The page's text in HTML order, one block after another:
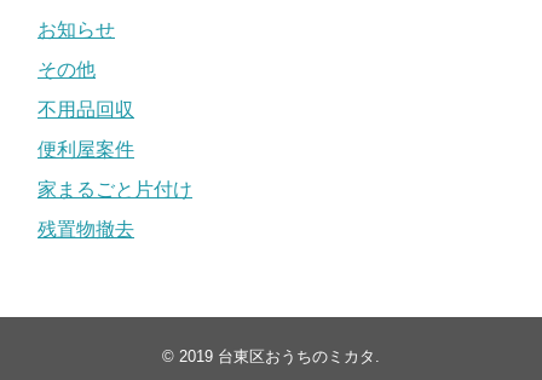
お知らせ
その他
不用品回収
便利屋案件
家まるごと片付け
残置物撤去
© 2019 台東区おうちのミカタ .